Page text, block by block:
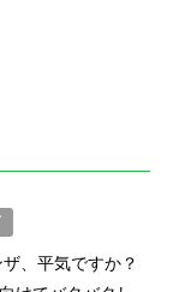
、平気ですか？